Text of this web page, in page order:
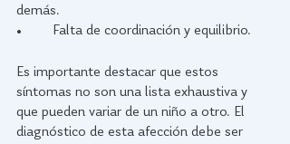
demás.
•	Falta de coordinación y equilibrio.
Es importante destacar que estos
síntomas no son una lista exhaustiva y
que pueden variar de un niño a otro. El
diagnóstico de esta afección debe ser